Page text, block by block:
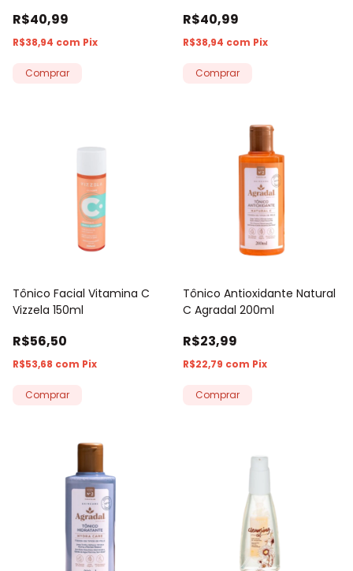
R$40,99
R$38,94 com Pix
R$40,99
R$38,94 com Pix
Tônico Facial Vitamina C
Vizzela 150ml
R$56,50
R$53,68 com Pix
Tônico Antioxidante Natural
C Agradal 200ml
R$23,99
R$22,79 com Pix